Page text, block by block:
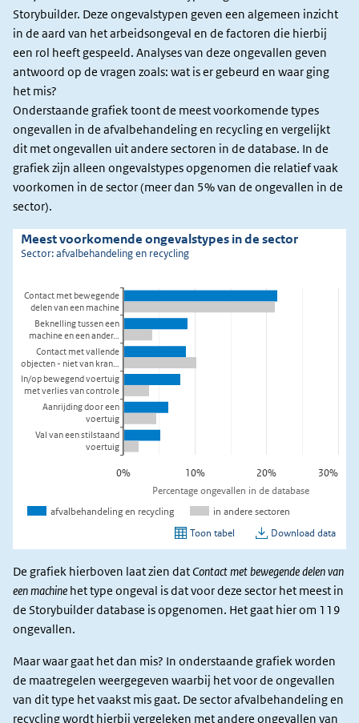
mis?
Storybuilder. Deze ongevalstypen geven een algemeen inzicht
in de aard van het arbeidsongeval en de factoren die hierbij
een rol heeft gespeeld. Analyses van deze ongevallen geven
antwoord op de vragen zoals: wat is er gebeurd en waar ging
het mis?
Onderstaande grafiek toont de meest voorkomende types
ongevallen in de afvalbehandeling en recycling en vergelijkt
dit met ongevallen uit andere sectoren in de database. In de
grafiek zijn alleen ongevalstypes opgenomen die relatief vaak
voorkomen in de sector (meer dan 5% van de ongevallen in de
sector).
De grafiek hierboven laat zien dat Contact met bewegende delen van
een machine het type ongeval is dat voor deze sector het meest in
de Storybuilder database is opgenomen. Het gaat hier om 119
ongevallen.
Maar waar gaat het dan mis? In onderstaande grafiek worden
de maatregelen weergegeven waarbij het voor de ongevallen
van dit type het vaakst mis gaat. De sector afvalbehandeling en
recycling wordt hierbij vergeleken met andere ongevallen van